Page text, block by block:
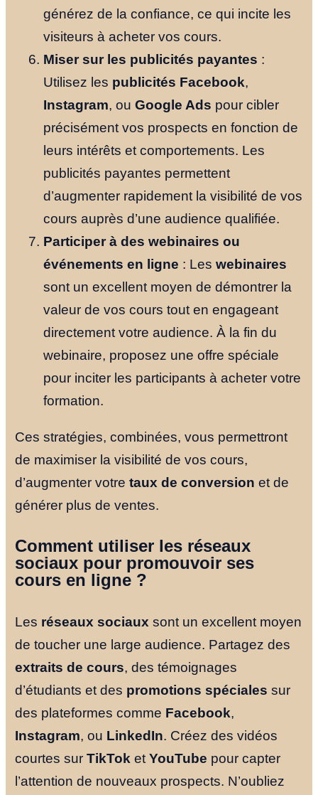
Notre
Le
Ressources
YOUTUBE
LINKEDIN
LIEN
générez de la confiance, ce qui incite les
visiteurs à acheter vos cours.
Miser sur les publicités payantes :
Utilisez les publicités Facebook,
Instagram, ouGoogle Ads pour cibler
précisément vos prospects en fonction de
leurs intérêts et comportements. Les
publicités payantes permettent
d’augmenter rapidement la visibilité de vos
cours auprès d’une audience qualifiée.
Participer à des webinaires ou
événements en ligne : Leswebinaires
sont un excellent moyen de démontrer la
valeur de vos cours tout en engageant
directement votre audience. À la fin du
webinaire, proposez une offre spéciale
pour inciter les participants à acheter votre
formation.
Ces stratégies, combinées, vous permettront
de maximiser la visibilité de vos cours,
d’augmenter votretaux de conversion et de
générer plus de ventes.
Comment utiliser les réseaux
sociaux pour promouvoir ses
cours en ligne ?
Les réseaux sociaux sont un excellent moyen
de toucher une large audience. Partagez des
extraits de cours, des témoignages
d’étudiants et des promotions spéciales sur
des plateformes comme Facebook,
Instagram, ou LinkedIn. Créez des vidéos
courtes surTikTok etYouTube pour capter
l’attention de nouveaux prospects. N’oubliez